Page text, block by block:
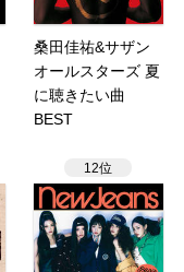
桑田佳祐&サザン
オールスターズ 夏
に聴きたい曲
BEST
12位